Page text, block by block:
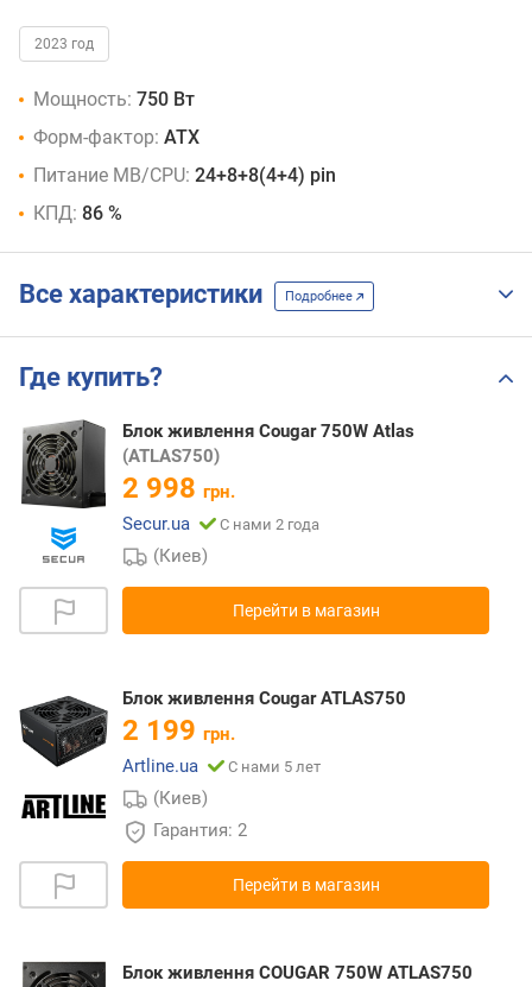
2023 год
Мощность: 750 Вт
Форм-фактор: ATX
Питание MB/CPU: 24+8+8(4+4) pin
КПД: 86 %
Все характеристики Подробнее
Где купить?
Блок живлення Cougar 750W Atlas
(ATLAS750)
2 998 грн.
Secur.ua
С нами 2 года
(Киев)
Перейти в магазин
Блок живлення Cougar ATLAS750
2 199 грн.
Artline.ua
С нами 5 лет
(Киев)
Гарантия: 2
Перейти в магазин
Блок живлення COUGAR 750W ATLAS750